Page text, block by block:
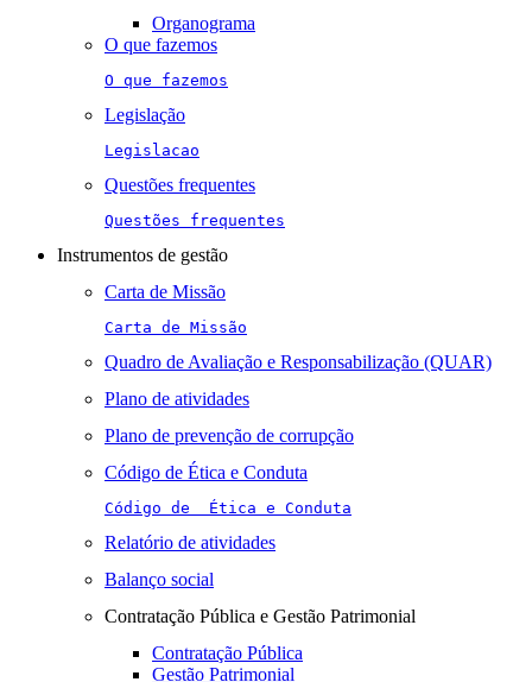
Organograma
O que fazemos
O que fazemos
Legislação
Legislacao
Questões frequentes
Questões frequentes
Instrumentos de gestão
Carta de Missão
Carta de Missão
Quadro de Avaliação e Responsabilização (QUAR)
Plano de atividades
Plano de prevenção de corrupção
Código de Ética e Conduta
Código de  Ética e Conduta
Relatório de atividades
Balanço social
Contratação Pública e Gestão Patrimonial
Contratação Pública
Gestão Patrimonial